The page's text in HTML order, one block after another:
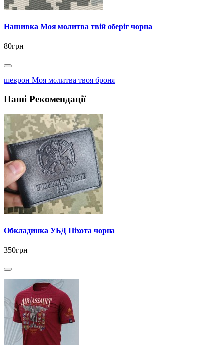
Нашивка Моя молитва твій оберіг чорна
80грн
шеврон Моя молитва твоя броня
Наші Рекомендації
Обкладинка УБД Піхота чорна
350грн